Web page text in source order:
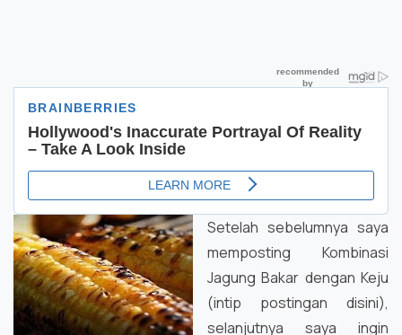
Setelah sebelumnya saya
memposting Kombinasi
Jagung Bakar dengan Keju
(intip postingan disini),
selanjutnya saya ingin